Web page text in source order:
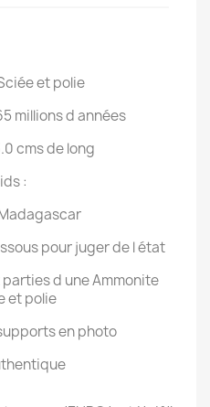
et polie
millions d années
cms de long
:
pour juger de l état
d une Ammonite
et polie
en photo